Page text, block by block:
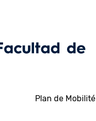
Plan de Mobilité